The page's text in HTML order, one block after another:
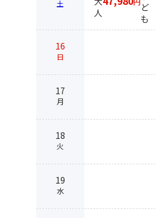
土
人
ど
も
16
日
17
月
18
火
19
水